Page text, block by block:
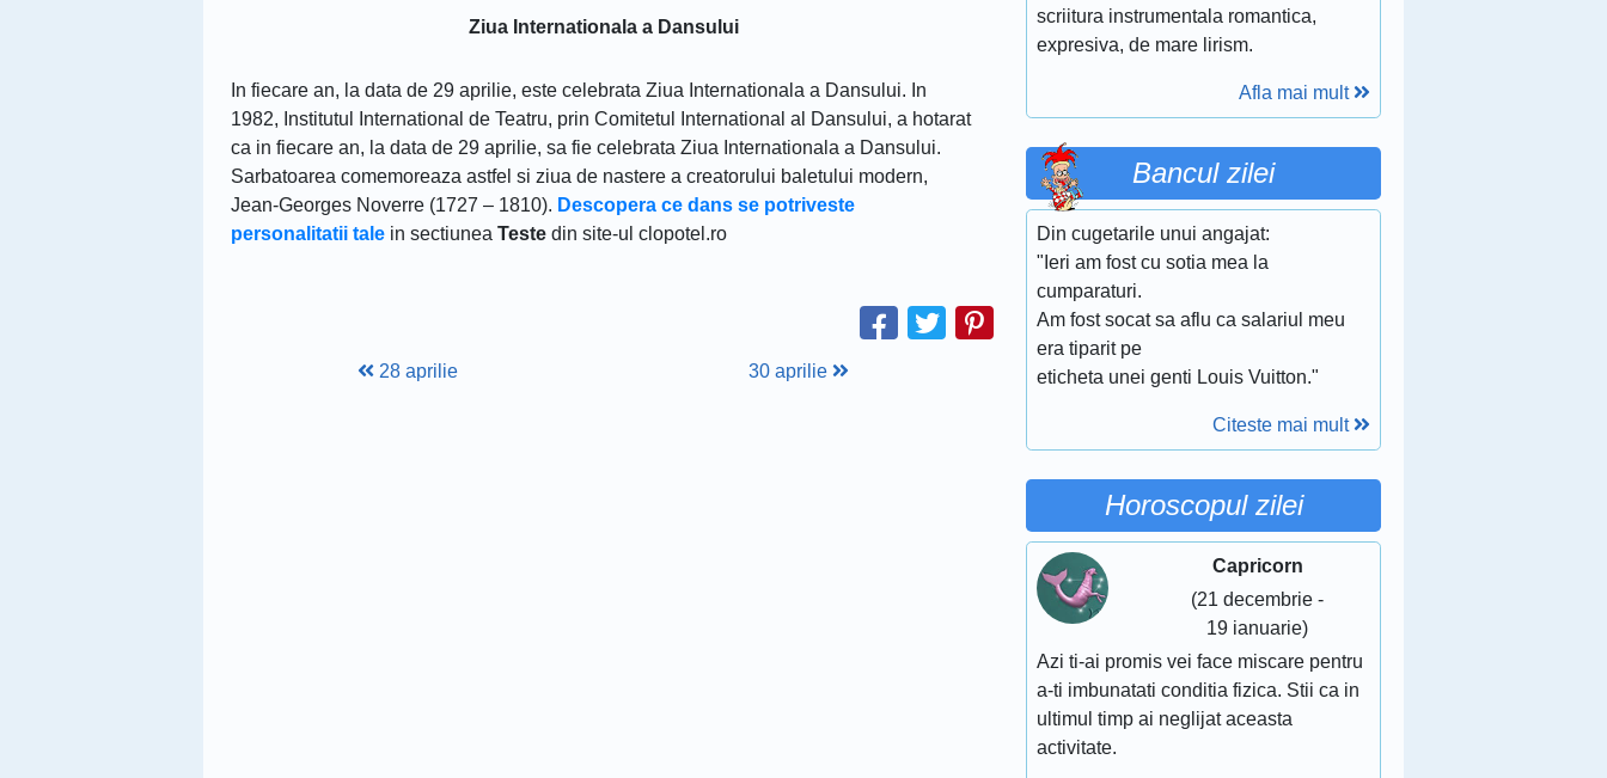
Ziua Internationala a Dansului
In fiecare an, la data de 29 aprilie, este celebrata Ziua Internationala a Dansului. In
1982, Institutul International de Teatru, prin Comitetul International al Dansului, a hotarat
ca in fiecare an, la data de 29 aprilie, sa fie celebrata Ziua Internationala a Dansului.
Sarbatoarea comemoreaza astfel si ziua de nastere a creatorului baletului modern,
Jean-Georges Noverre (1727 – 1810). Descopera ce dans se potriveste
personalitatii tale in sectiunea Teste din site-ul clopotel.ro
28 aprilie 30 aprilie
scriitura instrumentala romantica,
expresiva, de mare lirism.
Afla mai mult
Bancul zilei
Din cugetarile unui angajat:
"Ieri am fost cu sotia mea la
cumparaturi.
Am fost socat sa aflu ca salariul meu
era tiparit pe
eticheta unei genti Louis Vuitton."
Citeste mai mult
Horoscopul zilei
Capricorn
(21 decembrie -
19 ianuarie)
Azi ti-ai promis vei face miscare pentru
a-ti imbunatati conditia fizica. Stii ca in
ultimul timp ai neglijat aceasta
activitate.